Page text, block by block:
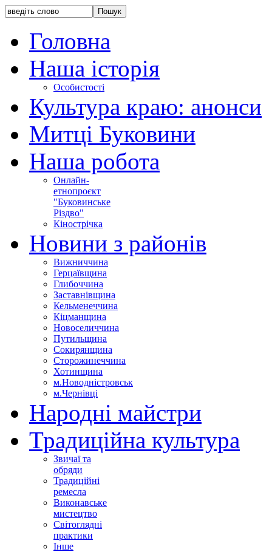
Головна
Наша історія
Особистості
Культура краю: анонси
Митці Буковини
Наша робота
Онлайн-
етнопроєкт
"Буковинське
Різдво"
Кінострічка
Новини з районів
Вижниччина
Герцаївщина
Глибоччина
Заставнівщина
Кельменеччина
Кіцманщина
Новоселиччина
Путильщина
Сокирянщина
Сторожинеччина
Хотинщина
м.Новодністровськ
м.Чернівці
Народні майстри
Традиційна культура
Звичаї та
обряди
Традиційні
ремесла
Виконавське
мистецтво
Світоглядні
практики
Інше